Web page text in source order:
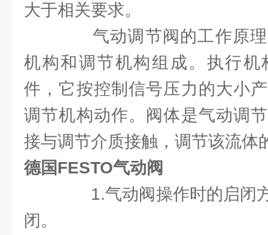
大于相关要求。
气动调节阀的工作原理
机构和调节机构组成。执行机
件，它按控制信号压力的大小
调节机构动作。阀体是气动调
接与调节介质接触，调节该流体
德国FESTO气动阀
1.气动阀操作时的启闭
闭。